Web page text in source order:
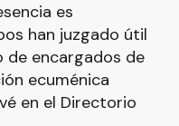
es
han juzgado útil
de encargados de
ecuménica
en el Directorio